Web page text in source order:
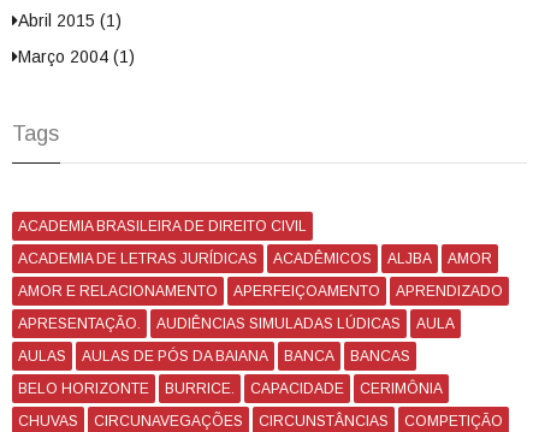
Abril 2015 (1)
Março 2004 (1)
Tags
ACADEMIA BRASILEIRA DE DIREITO CIVIL
ACADEMIA DE LETRAS JURÍDICAS
ACADÊMICOS ALJBA
AMOR
AMOR E RELACIONAMENTO
APERFEIÇOAMENTO
APRENDIZADO
APRESENTAÇÃO.
AUDIÊNCIAS SIMULADAS LÚDICAS
AULA
AULAS
AULAS DE PÓS DA BAIANA BANCA
BANCAS
BELO HORIZONTE
BURRICE. CAPACIDADE
CERIMÔNIA
CHUVAS
CIRCUNAVEGAÇÕES CIRCUNSTÂNCIAS
COMPETIÇÃO